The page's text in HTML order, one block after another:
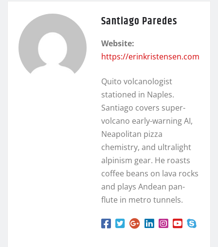
Santiago Paredes
Website:
https://erinkristensen.com
Quito volcanologist
stationed in Naples.
Santiago covers super-
volcano early-warning AI,
Neapolitan pizza
chemistry, and ultralight
alpinism gear. He roasts
coffee beans on lava rocks
and plays Andean pan-
flute in metro tunnels.